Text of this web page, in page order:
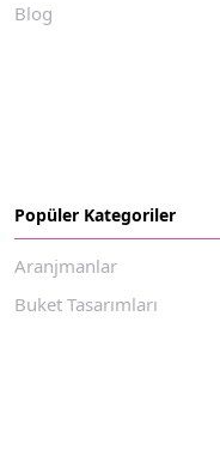
Blog
Popüler Kategoriler
Aranjmanlar
Buket Tasarımları